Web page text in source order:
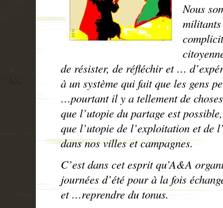
Nous
militants
de résister, de réfléchir et …
à un système qui fait que les gens
…pourtant il y a tellement de
que l’utopie du partage est
que l’utopie de l’exploitation et de
dans nos villes et campagnes.
C’est dans cet esprit qu’A&A
journées d’été pour à la fois
et …reprendre du tonus.